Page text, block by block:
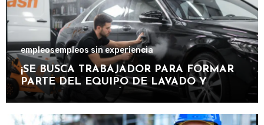
empleosempleos sin experiencia
¡SE BUSCA TRABAJADOR PARA FORMAR
PARTE DEL EQUIPO DE LAVADO Y
CUIDADO DE VEHÍCULOS EN
IMPORTANTE CENTRO DE SERVICIOS
AUTOMOTRICES!